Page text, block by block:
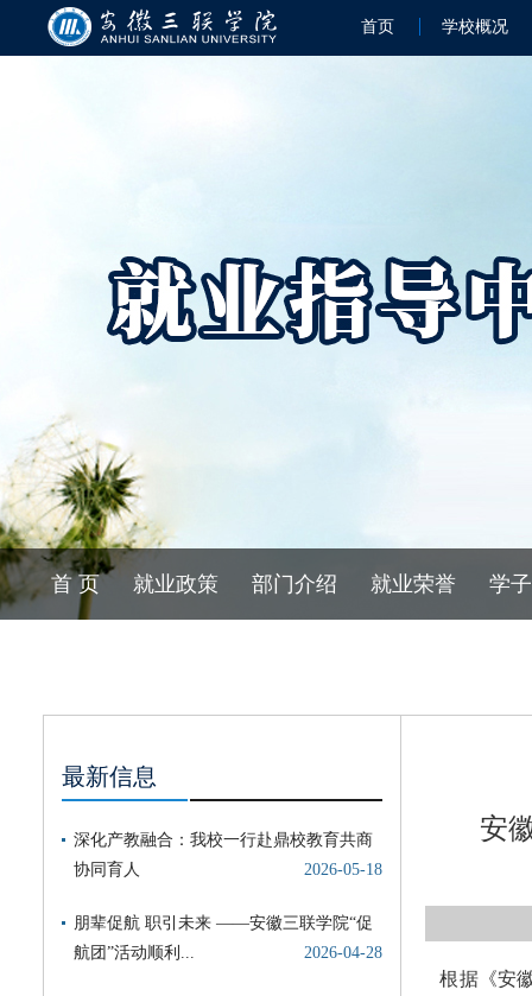
首页 学校概况
首 页 就业政策 部门介绍 就业荣誉 学
最新信息
安
根据《安